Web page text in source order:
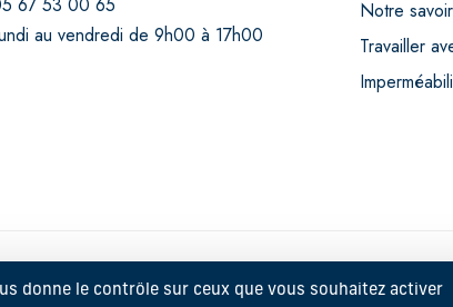
au vendredi de 9h00 à 17h00
Notre
Travailler
donne le contrôle sur ceux que vous souhaitez activer